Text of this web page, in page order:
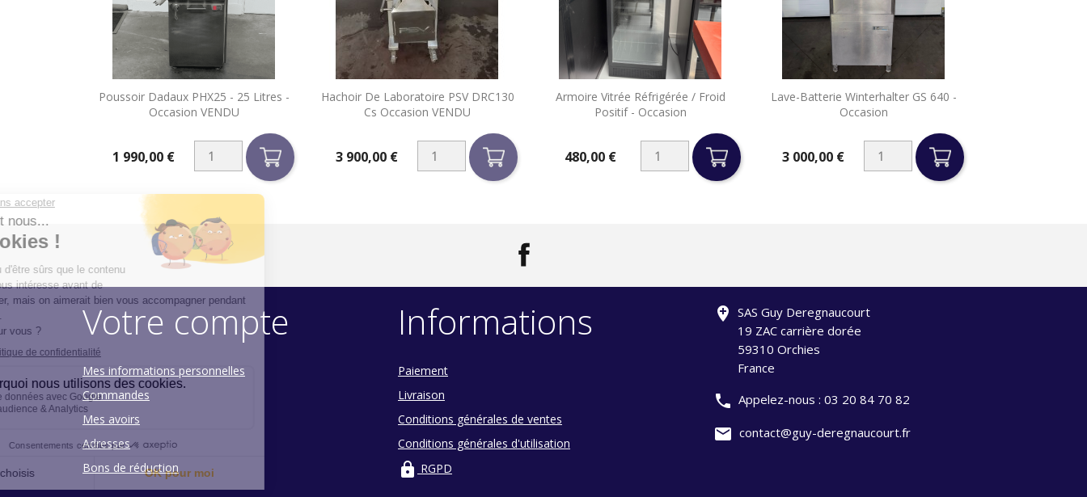
Poussoir Dadaux PHX25 - 25 Litres -
Occasion VENDU
Prix1 990,00 €
Aperçu rapide
Hachoir De Laboratoire PSV DRC130
Cs Occasion VENDU
Prix3 900,00 €
Aperçu rapide
Armoire Vitrée Réfrigérée / Froid
Positif - Occasion
480,00 €
Aperçu rapide
Lave-Batterie Winterhalter GS 640 -
Occasion
Prix3 000,00 €
Aperçu rapide
Votre compte
Mes informations personnelles
Commandes
Mes avoirs
Adresses
Bons de réduction
Informations
Paiement
Livraison
Conditions générales de ventes
Conditions générales d'utilisation
lock RGPD
add_location SAS Guy Deregnaucourt
19 ZAC carrière dorée
59310 Orchies
France
phone Appelez-nous : 03 20 84 70 82
mail contact@guy-deregnaucourt.fr